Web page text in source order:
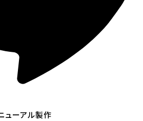
ーアル製作